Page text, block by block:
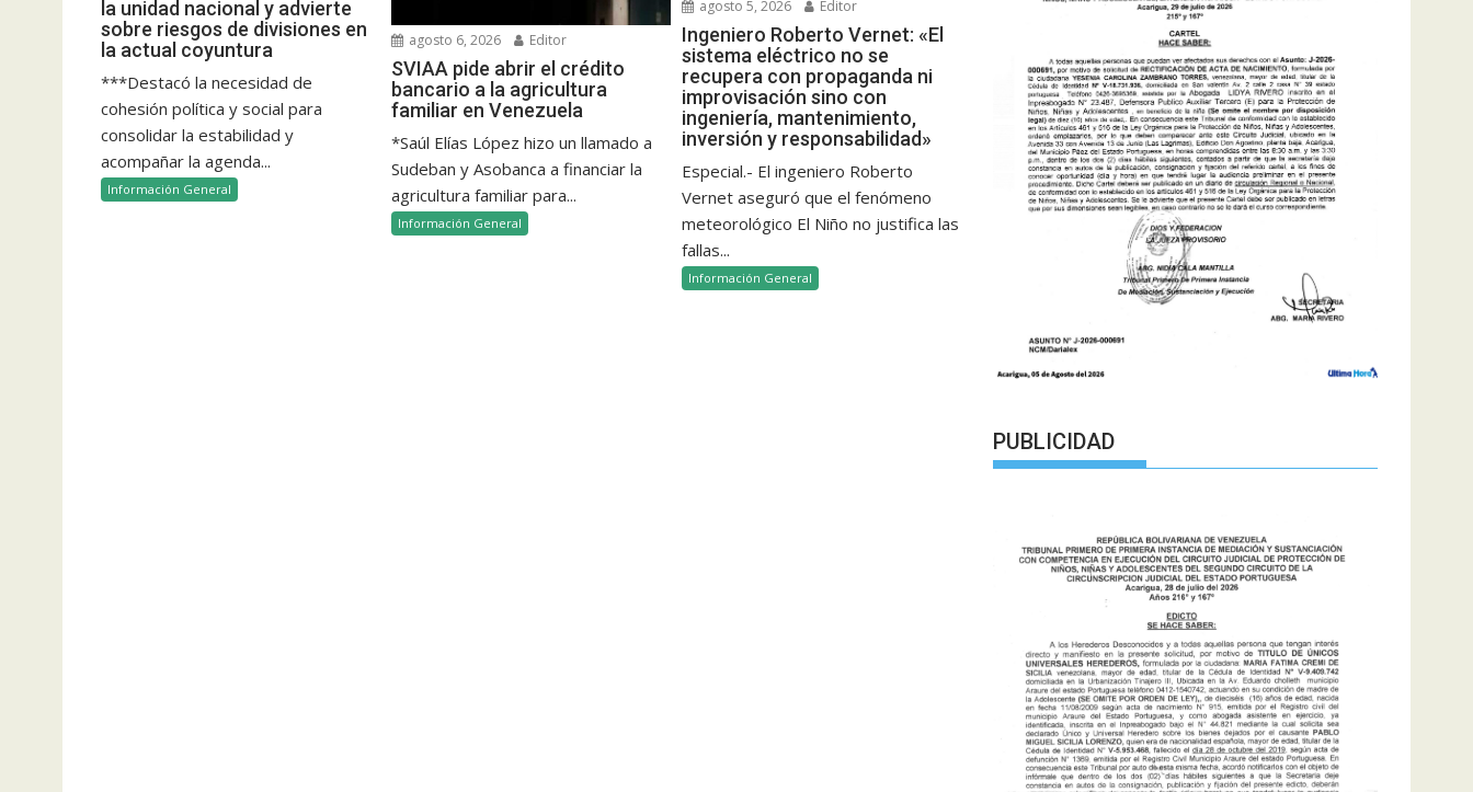
la unidad nacional y advierte
sobre riesgos de divisiones en
la actual coyuntura
***Destacó la necesidad de
cohesión política y social para
consolidar la estabilidad y
acompañar la agenda...
Información General
agosto 6, 2026 Editor
SVIAA pide abrir el crédito
bancario a la agricultura
familiar en Venezuela
*Saúl Elías López hizo un llamado a
Sudeban y Asobanca a financiar la
agricultura familiar para...
Información General
agosto 5, 2026 Editor
Ingeniero Roberto Vernet: «El
sistema eléctrico no se
recupera con propaganda ni
improvisación sino con
ingeniería, mantenimiento,
inversión y responsabilidad»
Especial.- El ingeniero Roberto
Vernet aseguró que el fenómeno
meteorológico El Niño no justifica las
fallas...
Información General
PUBLICIDAD